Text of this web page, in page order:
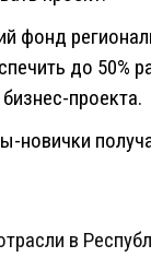
фонд
до 50%
проекта.
новички
в